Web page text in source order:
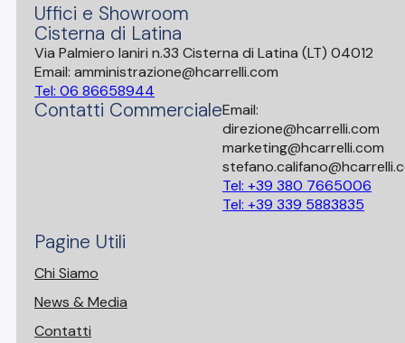
Uffici e Showroom
Cisterna di Latina
Via Palmiero Ianiri n.33 Cisterna di Latina (LT) 04012
Email: amministrazione@hcarrelli.com
Tel: 06 86658944
Contatti CommercialeEmail:
direzione@hcarrelli.com
marketing@hcarrelli.com
Tel: +39 380 7665006
Tel: +39 339 5883835
Pagine Utili
Chi Siamo
News & Media
Contatti